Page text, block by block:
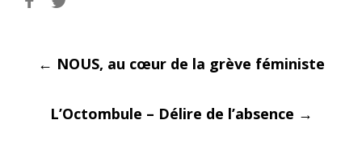
Post
← NOUS, au cœur de la grève féministe
L’Octombule – Délire de l’absence →